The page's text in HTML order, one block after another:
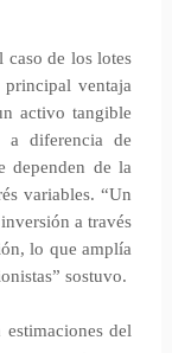
caso de los lotes
ventaja
activo tangible
a diferencia de
dependen de la
variables. “Un
a través
lo que amplía
sostuvo.
del